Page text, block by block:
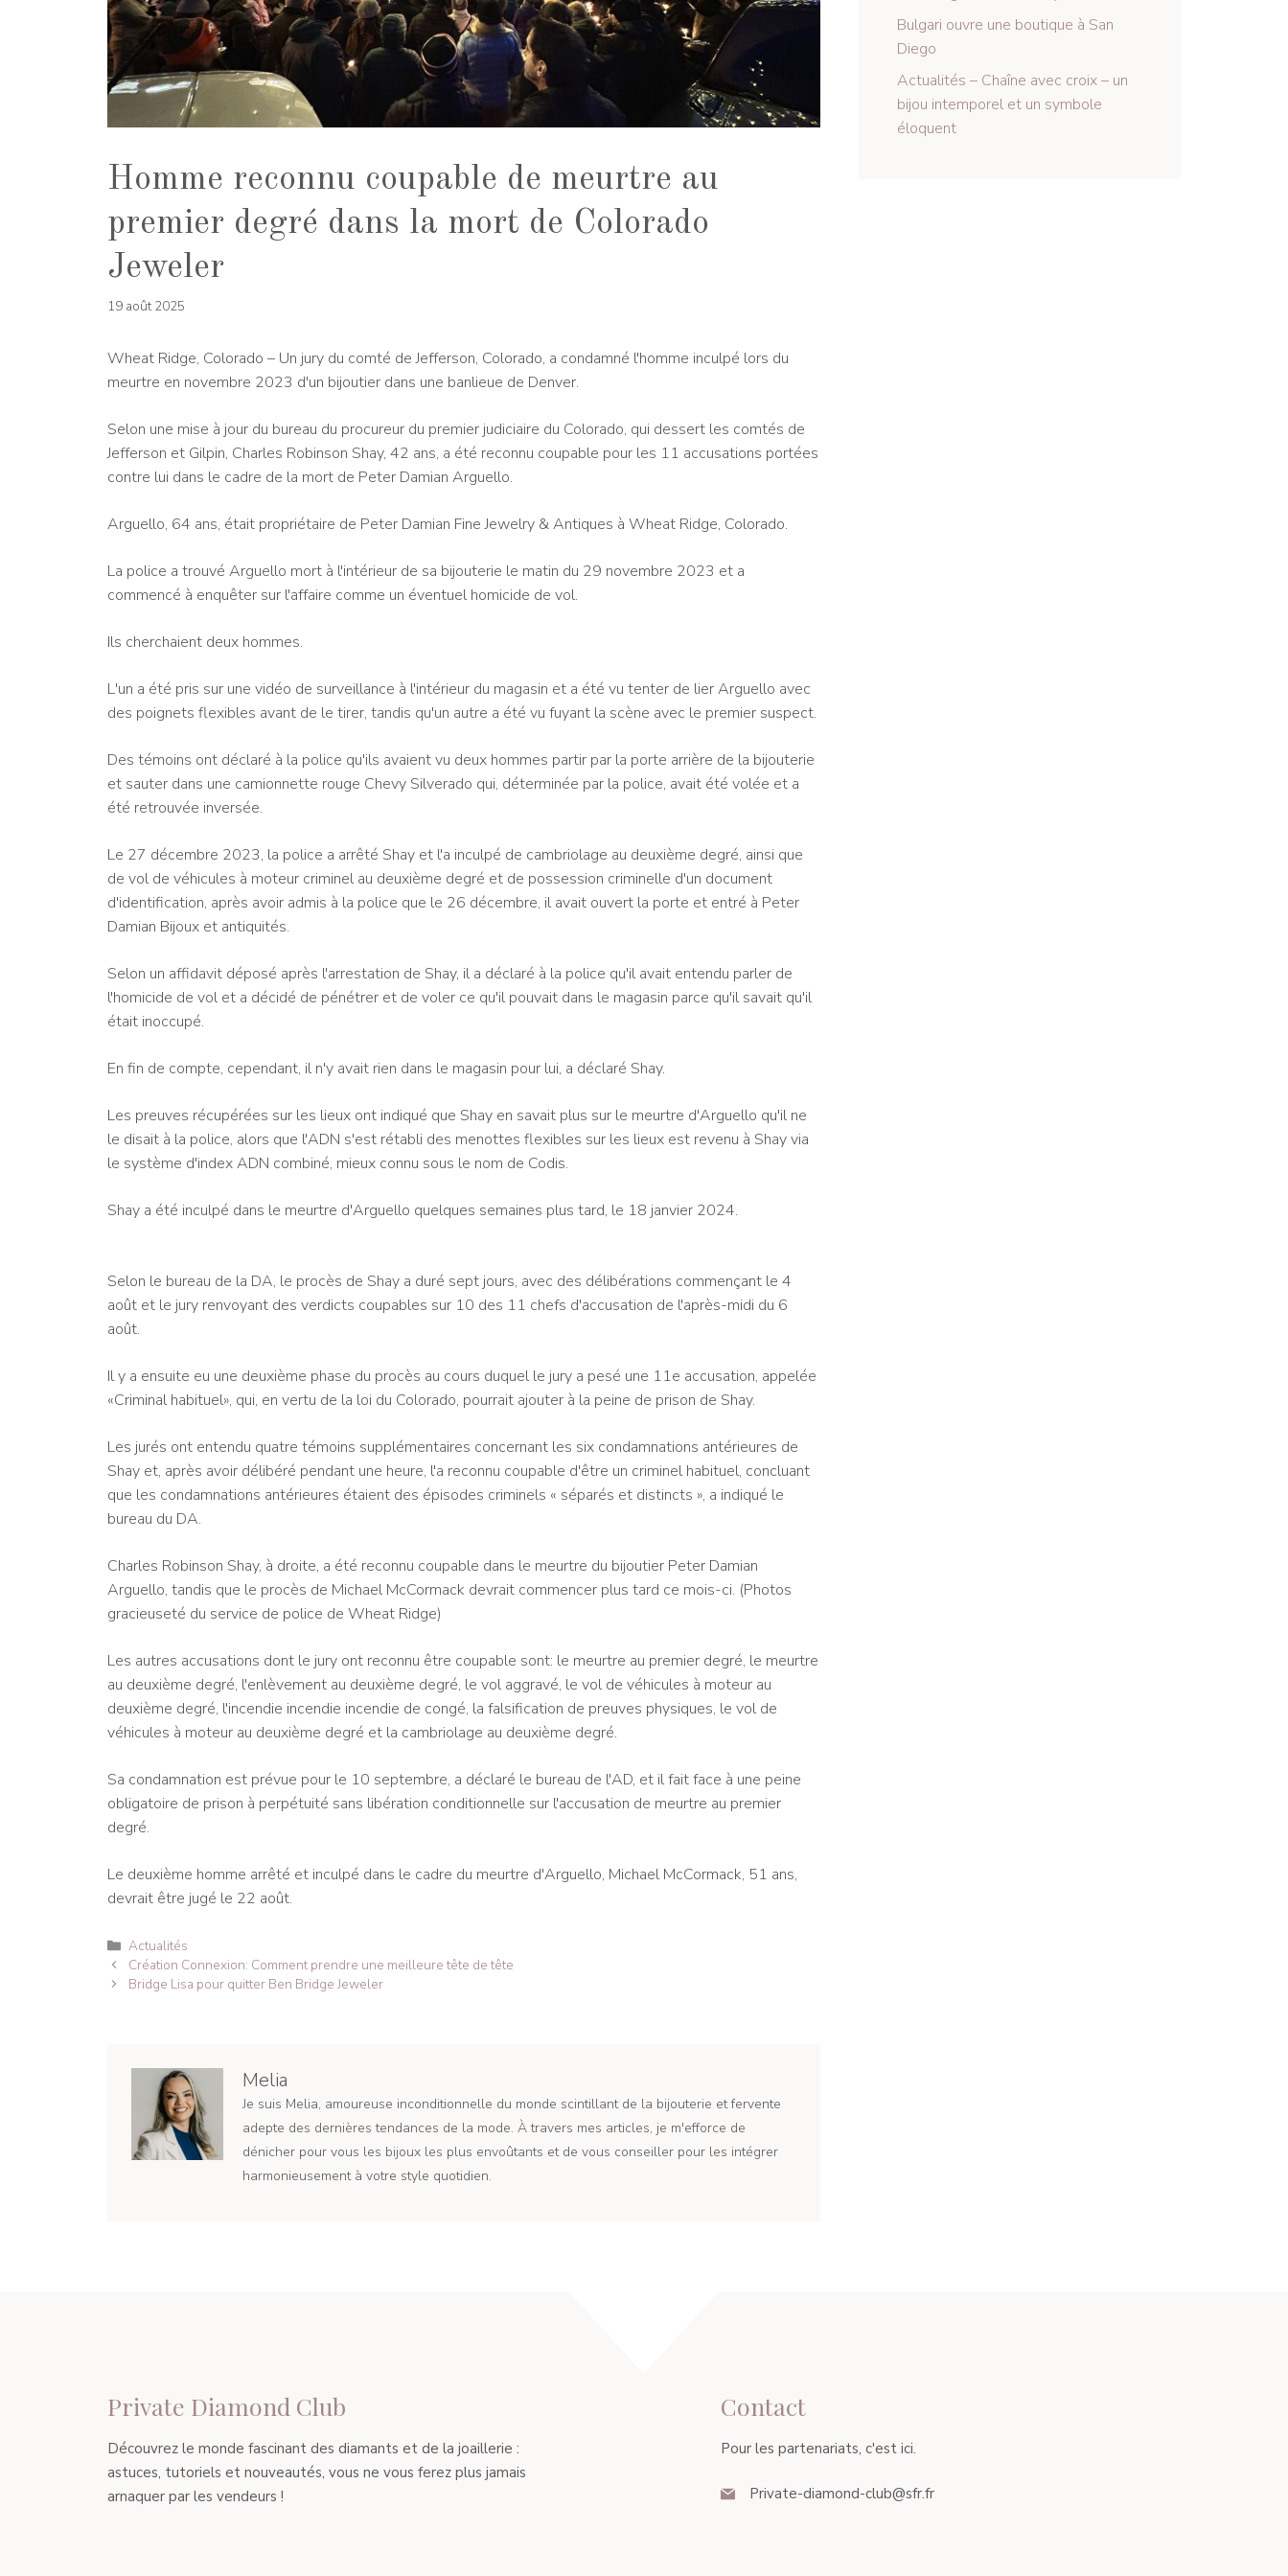
Homme reconnu coupable de meurtre au
premier degré dans la mort de Colorado
Jeweler
19 août 2025
Wheat Ridge, Colorado – Un jury du comté de Jefferson, Colorado, a condamné l'homme inculpé lors du
meurtre en novembre 2023 d'un bijoutier dans une banlieue de Denver.
Selon une mise à jour du bureau du procureur du premier judiciaire du Colorado, qui dessert les comtés de
Jefferson et Gilpin, Charles Robinson Shay, 42 ans, a été reconnu coupable pour les 11 accusations portées
contre lui dans le cadre de la mort de Peter Damian Arguello.
Arguello, 64 ans, était propriétaire de Peter Damian Fine Jewelry & Antiques à Wheat Ridge, Colorado.
La police a trouvé Arguello mort à l'intérieur de sa bijouterie le matin du 29 novembre 2023 et a
commencé à enquêter sur l'affaire comme un éventuel homicide de vol.
Ils cherchaient deux hommes.
L'un a été pris sur une vidéo de surveillance à l'intérieur du magasin et a été vu tenter de lier Arguello avec
des poignets flexibles avant de le tirer, tandis qu'un autre a été vu fuyant la scène avec le premier suspect.
Des témoins ont déclaré à la police qu'ils avaient vu deux hommes partir par la porte arrière de la bijouterie
et sauter dans une camionnette rouge Chevy Silverado qui, déterminée par la police, avait été volée et a
été retrouvée inversée.
Le 27 décembre 2023, la police a arrêté Shay et l'a inculpé de cambriolage au deuxième degré, ainsi que
de vol de véhicules à moteur criminel au deuxième degré et de possession criminelle d'un document
d'identification, après avoir admis à la police que le 26 décembre, il avait ouvert la porte et entré à Peter
Damian Bijoux et antiquités.
Selon un affidavit déposé après l'arrestation de Shay, il a déclaré à la police qu'il avait entendu parler de
l'homicide de vol et a décidé de pénétrer et de voler ce qu'il pouvait dans le magasin parce qu'il savait qu'il
était inoccupé.
En fin de compte, cependant, il n'y avait rien dans le magasin pour lui, a déclaré Shay.
Les preuves récupérées sur les lieux ont indiqué que Shay en savait plus sur le meurtre d'Arguello qu'il ne
le disait à la police, alors que l'ADN s'est rétabli des menottes flexibles sur les lieux est revenu à Shay via
le système d'index ADN combiné, mieux connu sous le nom de Codis.
Shay a été inculpé dans le meurtre d'Arguello quelques semaines plus tard, le 18 janvier 2024.
Selon le bureau de la DA, le procès de Shay a duré sept jours, avec des délibérations commençant le 4
août et le jury renvoyant des verdicts coupables sur 10 des 11 chefs d'accusation de l'après-midi du 6
août.
Il y a ensuite eu une deuxième phase du procès au cours duquel le jury a pesé une 11e accusation, appelée
«Criminal habituel», qui, en vertu de la loi du Colorado, pourrait ajouter à la peine de prison de Shay.
Les jurés ont entendu quatre témoins supplémentaires concernant les six condamnations antérieures de
Shay et, après avoir délibéré pendant une heure, l'a reconnu coupable d'être un criminel habituel, concluant
que les condamnations antérieures étaient des épisodes criminels « séparés et distincts », a indiqué le
bureau du DA.
Charles Robinson Shay, à droite, a été reconnu coupable dans le meurtre du bijoutier Peter Damian
Arguello, tandis que le procès de Michael McCormack devrait commencer plus tard ce mois-ci. (Photos
gracieuseté du service de police de Wheat Ridge)
Les autres accusations dont le jury ont reconnu être coupable sont: le meurtre au premier degré, le meurtre
au deuxième degré, l'enlèvement au deuxième degré, le vol aggravé, le vol de véhicules à moteur au
deuxième degré, l'incendie incendie incendie de congé, la falsification de preuves physiques, le vol de
véhicules à moteur au deuxième degré et la cambriolage au deuxième degré.
Sa condamnation est prévue pour le 10 septembre, a déclaré le bureau de l'AD, et il fait face à une peine
obligatoire de prison à perpétuité sans libération conditionnelle sur l'accusation de meurtre au premier
degré.
Le deuxième homme arrêté et inculpé dans le cadre du meurtre d'Arguello, Michael McCormack, 51 ans,
devrait être jugé le 22 août.
Catégories
Actualités
Navigation
des
Création Connexion: Comment prendre une meilleure tête de tête
Bridge Lisa pour quitter Ben Bridge Jeweler
Melia
Je suis Melia, amoureuse inconditionnelle du monde scintillant de la bijouterie et fervente
adepte des dernières tendances de la mode. À travers mes articles, je m'efforce de
dénicher pour vous les bijoux les plus envoûtants et de vous conseiller pour les intégrer
harmonieusement à votre style quotidien.
Bulgari ouvre une boutique à San
Diego
Actualités – Chaîne avec croix – un
bijou intemporel et un symbole
éloquent
Private Diamond Club
Découvrez le monde fascinant des diamants et de la joaillerie :
astuces, tutoriels et nouveautés, vous ne vous ferez plus jamais
arnaquer par les vendeurs !
Contact
Pour les partenariats, c'est ici.
Private-diamond-club@sfr.fr